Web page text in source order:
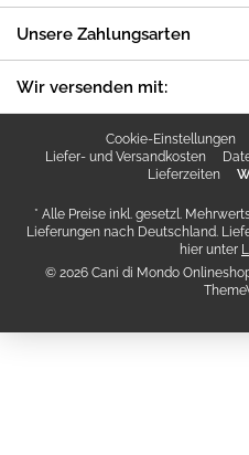
Unsere Zahlungsarten
Wir versenden mit:
Cookie-Einstellungen
Liefer- und Versandkosten
Lieferzeiten
* Alle Preise inkl. gesetzl.
Lieferungen nach Deutschland.
hier unter
© 2026 Cani di Mondo